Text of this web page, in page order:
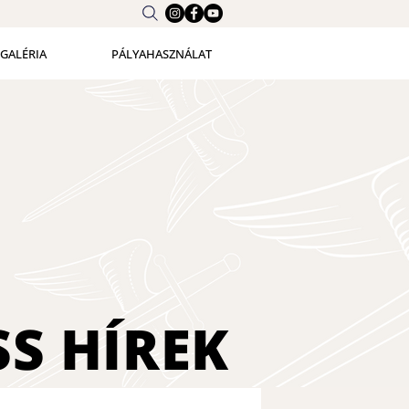
GALÉRIA PÁLYAHASZNÁLAT
HÍREK